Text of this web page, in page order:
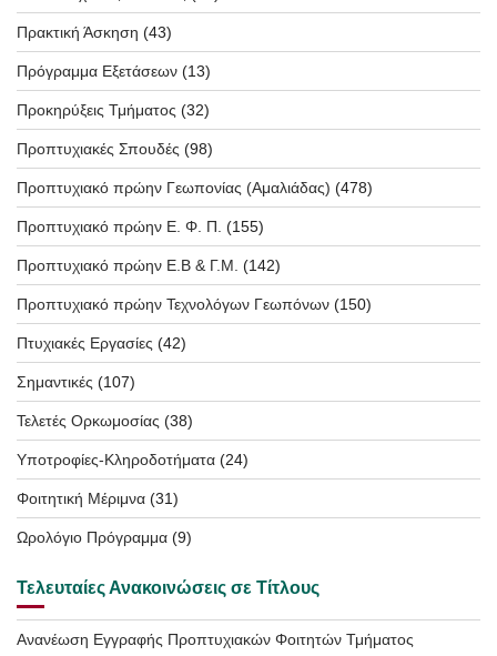
Πρακτική Άσκηση (43)
Πρόγραμμα Εξετάσεων (13)
Προκηρύξεις Τμήματος (32)
Προπτυχιακές Σπουδές (98)
Προπτυχιακό πρώην Γεωπονίας (Αμαλιάδας) (478)
Προπτυχιακό πρώην Ε. Φ. Π. (155)
Προπτυχιακό πρώην Ε.Β & Γ.Μ. (142)
Προπτυχιακό πρώην Τεχνολόγων Γεωπόνων (150)
Πτυχιακές Εργασίες (42)
Σημαντικές (107)
Τελετές Ορκωμοσίας (38)
Υποτροφίες-Κληροδοτήματα (24)
Φοιτητική Μέριμνα (31)
Ωρολόγιο Πρόγραμμα (9)
Τελευταίες Ανακοινώσεις σε Τίτλους
Ανανέωση Εγγραφής Προπτυχιακών Φοιτητών Τμήματος